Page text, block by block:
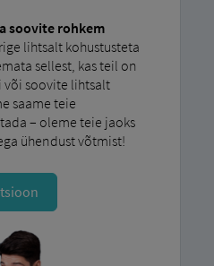
soovite rohkem
lihtsalt kohustusteta
sellest, kas teil on
või soovite lihtsalt
saame teie
– oleme teie jaoks
ühendust võtmist!